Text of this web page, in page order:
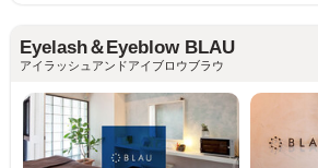
Eyelash＆Eyeblow BLAU
アイラッシュアンドアイブロウブラウ